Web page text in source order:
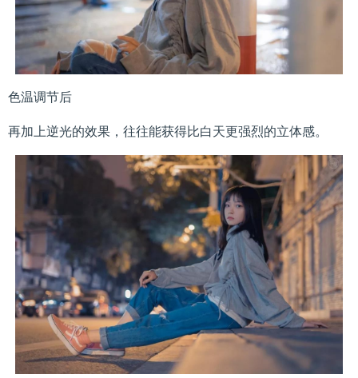
色温调节后
再加上逆光的效果，往往能获得比白天更强烈的立体感。